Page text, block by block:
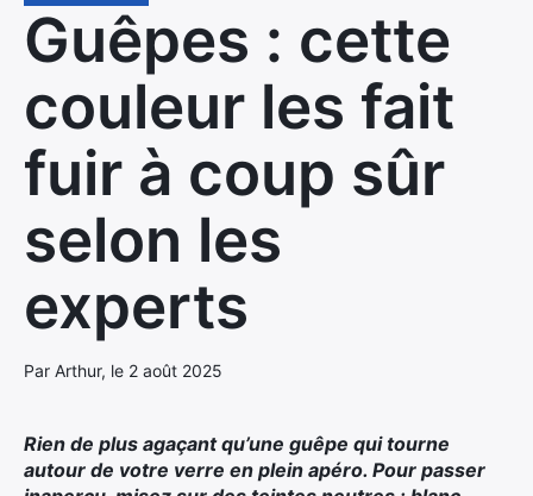
Guêpes : cette
couleur les fait
fuir à coup sûr
selon les
experts
Par Arthur, le 2 août 2025
Rien de plus agaçant qu’une guêpe qui tourne
autour de votre verre en plein apéro. Pour passer